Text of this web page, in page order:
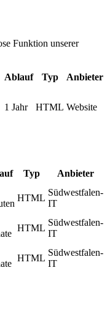
Funktion unserer
Ablauf Typ Anbieter
1 Jahr HTML Website
Typ Anbieter
HTML
Südwestfalen-
IT
HTML
Südwestfalen-
IT
HTML
Südwestfalen-
IT